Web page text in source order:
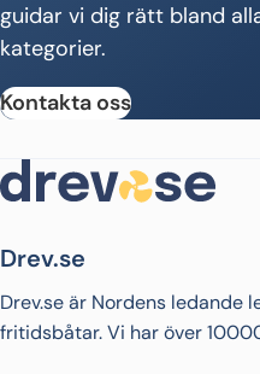
guidar vi dig rätt bland
kategorier.
Kontakta oss
Drev.se
Drev.se är Nordens ledande
fritidsbåtar. Vi har över